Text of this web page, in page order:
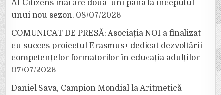
AI Citizens mai are două luni până la începutul
unui nou sezon. 08/07/2026
COMUNICAT DE PRESĂ: Asociația NOI a finalizat
cu succes proiectul Erasmus+ dedicat dezvoltării
competențelor formatorilor în educația adulților
07/07/2026
Daniel Sava, Campion Mondial la Aritmetică